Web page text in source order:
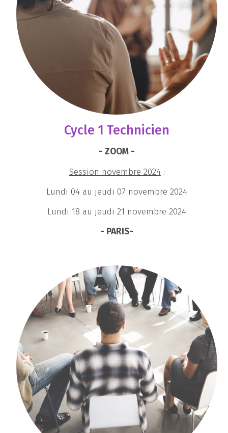
Cycle 1 Technicien
- ZOOM -
Session novembre 2024:
Lundi 04 au jeudi 07 novembre 2024
Lundi 18 au jeudi 21 novembre 2024
- PARIS-